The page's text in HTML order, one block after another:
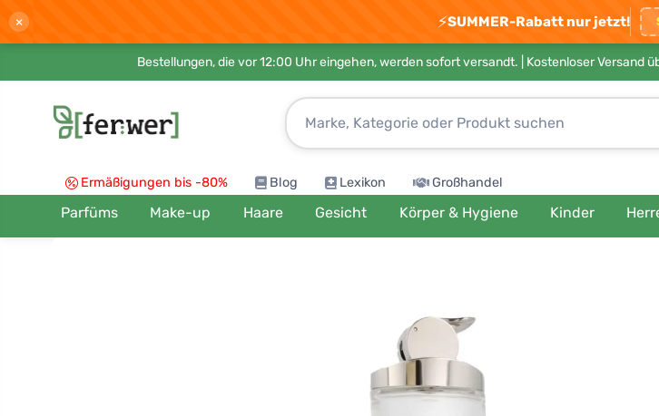
× ⚡SUMMER-Rabatt nur jetzt!
Bestellungen, die vor 12:00 Uhr eingehen, werden sofort versandt. | Kostenloser Versand
Ermäßigungen bis -80% Blog Lexikon Großhandel
Parfüms Make-up Haare Gesicht Körper & Hygiene Kinder